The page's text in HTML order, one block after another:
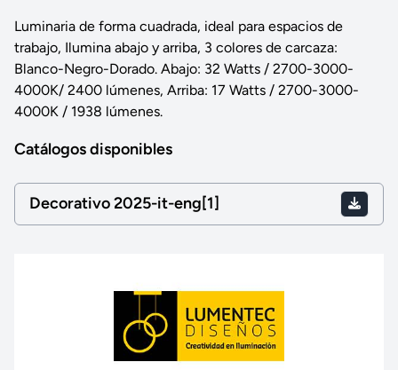
Luminaria de forma cuadrada, ideal para espacios de
trabajo, Ilumina abajo y arriba, 3 colores de carcaza:
Blanco-Negro-Dorado. Abajo: 32 Watts / 2700-3000-
4000K/ 2400 lúmenes, Arriba: 17 Watts / 2700-3000-
4000K / 1938 lúmenes.
Catálogos disponibles
Decorativo 2025-it-eng[1]